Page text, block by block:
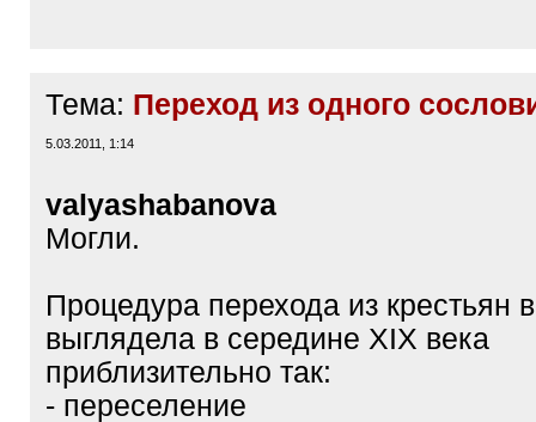
Тема: Переход из одного
5.03.2011, 1:14
valyashabanova
Могли.
Процедура перехода из крестьян
выглядела в середине XIX века
приблизительно так:
- переселение